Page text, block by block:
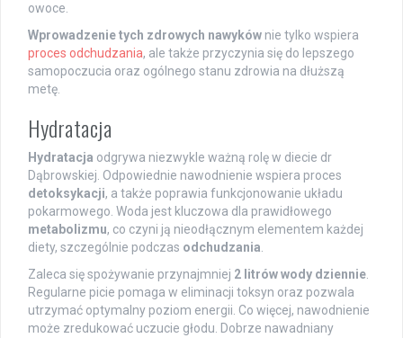
owoce.
Wprowadzenie tych zdrowych nawyków nie tylko wspiera
proces odchudzania, ale także przyczynia się do lepszego
samopoczucia oraz ogólnego stanu zdrowia na dłuższą
metę.
Hydratacja
Hydratacja odgrywa niezwykle ważną rolę w diecie dr
Dąbrowskiej. Odpowiednie nawodnienie wspiera proces
detoksykacji, a także poprawia funkcjonowanie układu
pokarmowego. Woda jest kluczowa dla prawidłowego
metabolizmu, co czyni ją nieodłącznym elementem każdej
diety, szczególnie podczas odchudzania
Zaleca się spożywanie przynajmniej 2 litrów wody dziennie
Regularne picie pomaga w eliminacji toksyn oraz pozwala
utrzymać optymalny poziom energii. Co więcej, nawodnienie
może zredukować uczucie głodu. Dobrze nawadniany